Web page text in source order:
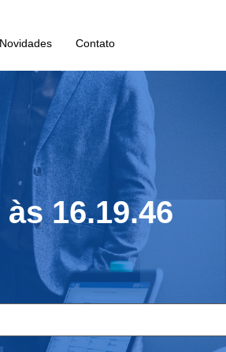
Novidades Contato
16.19.46